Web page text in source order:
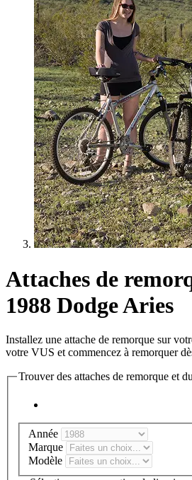
Attaches de
1988 Dodge Aries
Installez une attache de remorque sur
votre VUS et commencez à remorquer
Trouver des attaches de remorque et
Année
Marque
Modèle